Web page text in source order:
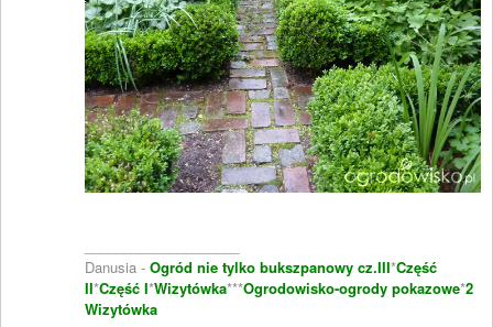
Danusia - Ogród nie tylko bukszpanowy cz.III*Część
II*Część I*Wizytówka***Ogrodowisko-ogrody pokazowe*2
Wizytówka